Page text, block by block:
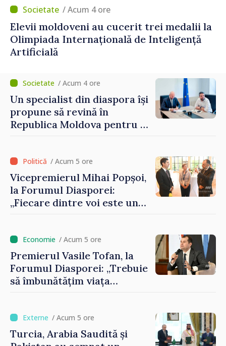
/ Acum 4 ore
Elevii moldoveni au cucerit trei medalii la
Olimpiada Internațională de Inteligență
Artificială
/ Acum 4 ore
Un specialist din diaspora își
propune să revină în
Republica Moldova pentru a
/ Acum 5 ore
Vicepremierul Mihai Popșoi,
la Forumul Diasporei:
„Fiecare dintre voi este un
imaginii Republicii Moldova”
/ Acum 5 ore
Premierul Vasile Tofan, la
Forumul Diasporei: „Trebuie
să îmbunătățim viața
/ Acum 5 ore
Turcia, Arabia Saudită și